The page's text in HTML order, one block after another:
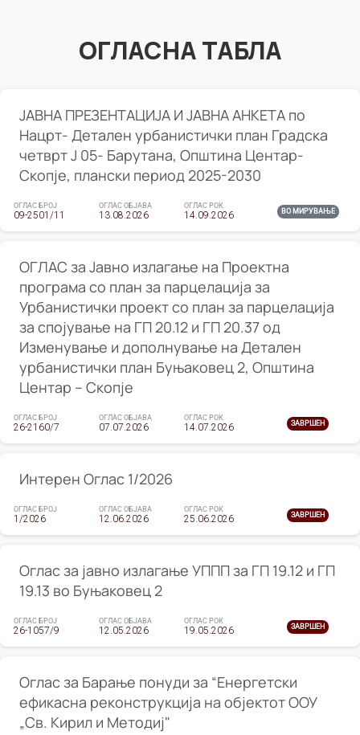
ОГЛАСНА ТАБЛА
ЈАВНА ПРЕЗЕНТАЦИЈА И ЈАВНА АНКЕТА по
Нацрт- Детален урбанистички план Градска
четврт Ј 05- Барутана, Општина Центар-
Скопје, плански период 2025-2030
ОГЛАС БРОЈ
09-2501/11
ОГЛАС ОБЈАВА
13.08.2026
ОГЛАС РОК
14.09.2026 ВО МИРУВАЊЕ
ОГЛАС за Јавно излагање на Проектна
програма со план за парцелација за
Урбанистички проект со план за парцелација
за спојување на ГП 20.12 и ГП 20.37 од
Изменување и дополнување на Детален
урбанистички план Буњаковец 2, Општина
Центар – Скопје
ОГЛАС БРОЈ
26-2160/7
ОГЛАС ОБЈАВА
07.07.2026
ОГЛАС РОК
14.07.2026 ЗАВРШЕН
Интерен Оглас 1/2026
ОГЛАС БРОЈ
1/2026
ОГЛАС ОБЈАВА
12.06.2026
ОГЛАС РОК
25.06.2026 ЗАВРШЕН
Оглас за јавно излагање УППП за ГП 19.12 и ГП
19.13 во Буњаковец 2
ОГЛАС БРОЈ
26-1057/9
ОГЛАС ОБЈАВА
12.05.2026
ОГЛАС РОК
19.05.2026 ЗАВРШЕН
Оглас за Барање понуди за “Енергетски
ефикасна реконструкција на објектот ООУ
„Св. Кирил и Методиј"